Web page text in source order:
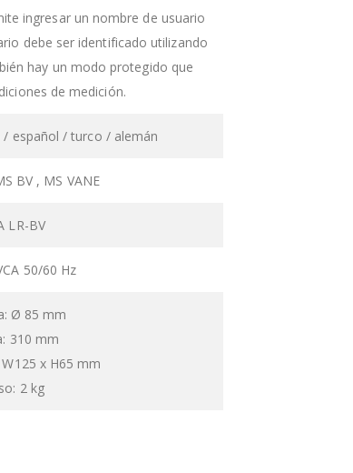
ingresar un nombre de usuario
debe ser identificado utilizando
hay un modo protegido que
de medición.
/ español / turco / alemán
BV , MS VANE
LR-BV
50/60 Hz
Ø 85 mm
310 mm
x H65 mm
2 kg